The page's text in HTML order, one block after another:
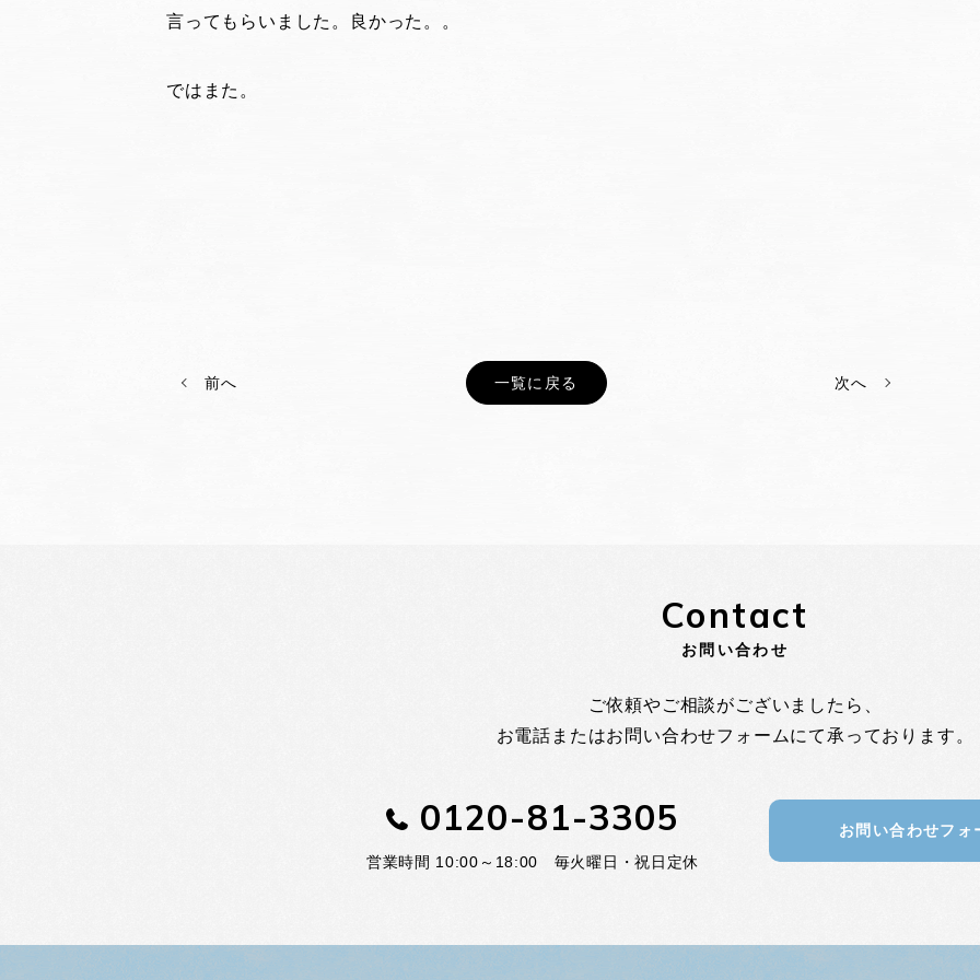
言ってもらいました。良かった。。
ではまた。
前へ 一覧に戻る 次へ
Contact
お問い合わせ
ご依頼やご相談がございましたら、
お電話またはお問い合わせフォームにて 承っております。
0120-81-3305
営業時間 10:00～18:00 毎火曜日・祝日定休
お問い合わせフォ